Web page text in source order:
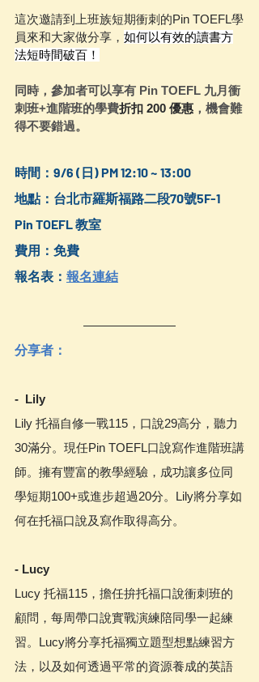
這次邀請到上班族短期衝刺的Pin TOEFL學
員來和大家做分享， 如何以有效的讀書方
法短時間破百！
同時，參加者可以享有 Pin TOEFL 九月衝
刺班+進階班的學費折扣 200 優惠 ，機會難
得不要錯過。
時間：9/6 (日) PM 12:10 ~ 13:00
地點：台北市羅斯福路二段70號5F-1
Pin TOEFL 教室
費用：免費
報名表： 報名連結
分享者：
-  Lily
Lily 托福自修一戰115，口說29高分，聽力
30滿分。現任Pin TOEFL口說寫作進階班講
師。擁有豐富的教學經驗，成功讓多位同
學短期100+或進步超過20分。Lily將分享如
何在托福口說及寫作取得高分。
- Lucy
Lucy 托福115，擔任拚托福口說衝刺班的
顧問，每周帶口說實戰演練陪同學一起練
習。Lucy將分享托福獨立題型想點練習方
法，以及如何透過平常的資源養成的英語